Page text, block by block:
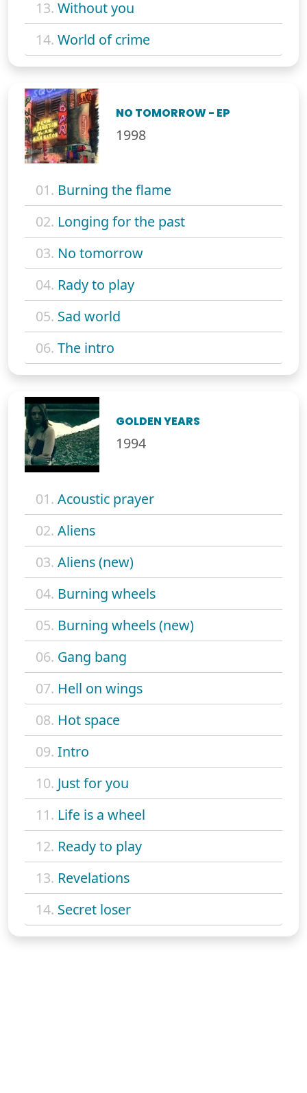
13. Without you
14. World of crime
NO TOMORROW - EP
1998
01. Burning the flame
02. Longing for the past
03. No tomorrow
04. Rady to play
05. Sad world
06. The intro
GOLDEN YEARS
1994
01. Acoustic prayer
02. Aliens
03. Aliens (new)
04. Burning wheels
05. Burning wheels (new)
06. Gang bang
07. Hell on wings
08. Hot space
09. Intro
10. Just for you
11. Life is a wheel
12. Ready to play
13. Revelations
14. Secret loser